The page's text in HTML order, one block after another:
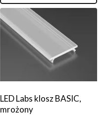
LED Labs klosz BASIC,
mrożony